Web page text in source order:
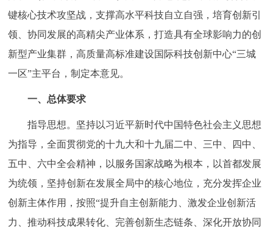
DEUTSCH FRANÇAIS РУССКИЙ ЯЗЫК
ESPAÑOL العربية PORTUGUÊS
回到顶部
键核心技术攻坚战，支撑高水平科技自立自强，培育创新引
领、协同发展的高精尖产业体系，打造具有全球影响力的创
新型产业集群，高质量高标准建设国际科技创新中心“三城
一区”主平台，制定本意见。
一、总体要求
指导思想。坚持以习近平新时代中国特色社会主义思想
为指导，全面贯彻党的十九大和十九届二中、三中、四中、
五中、六中全会精神，以服务国家战略为根本，以首都发展
为统领，坚持创新在发展全局中的核心地位，充分发挥企业
创新主体作用，按照“提升自主创新能力、激发企业创新活
力、推动科技成果转化、完善创新生态链条、深化开放协同